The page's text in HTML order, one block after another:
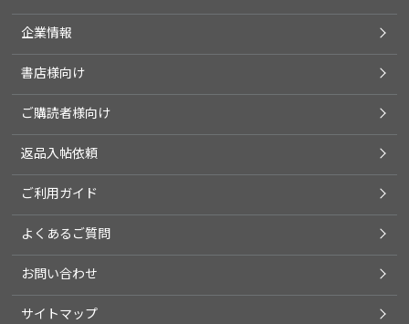
企業情報
書店様向け
ご購読者様向け
返品入帖依頼
ご利用ガイド
よくあるご質問
お問い合わせ
サイトマップ